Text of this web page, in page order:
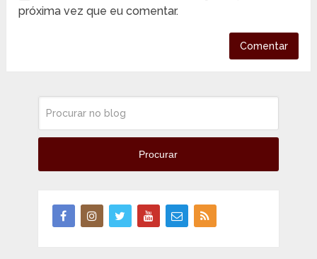
próxima vez que eu comentar.
Procurar